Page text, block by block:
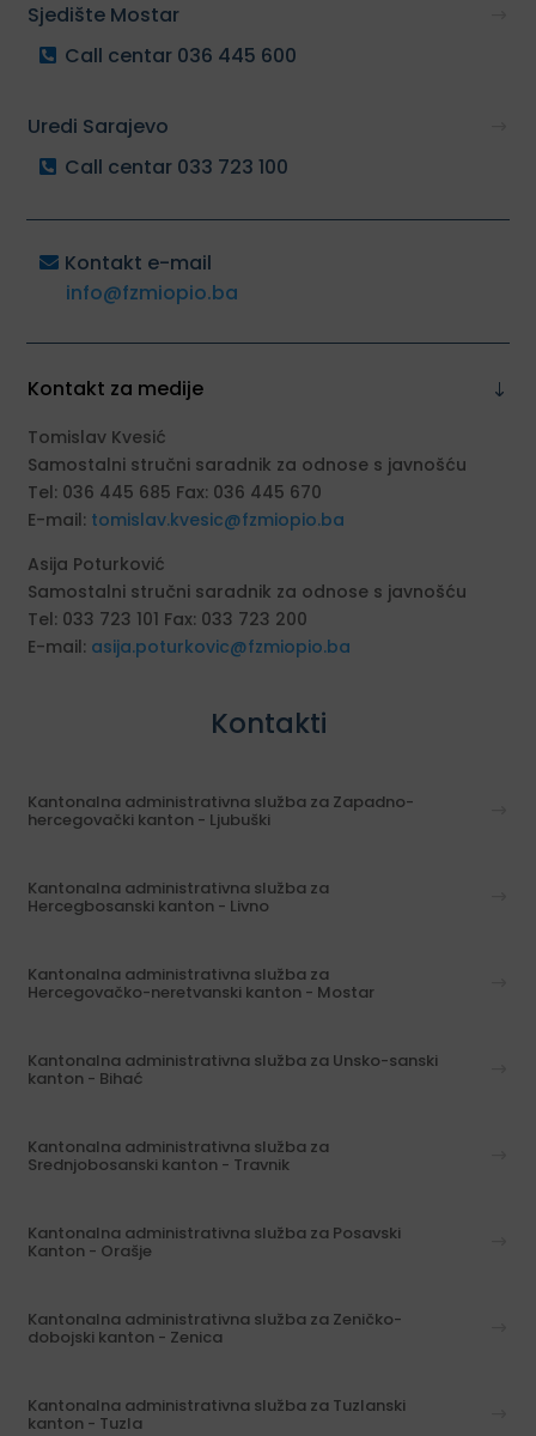
Sjedište Mostar
Call centar 036 445 600
Uredi Sarajevo
Call centar 033 723 100
Kontakt e-mail
info@fzmiopio.ba
Kontakt za medije
Tomislav Kvesić
Samostalni stručni saradnik za odnose s javnošću
Tel: 036 445 685 Fax: 036 445 670
E-mail: tomislav.kvesic@fzmiopio.ba
Asija Poturković
Samostalni stručni saradnik za odnose s javnošću
Tel: 033 723 101 Fax: 033 723 200
E-mail: asija.poturkovic@fzmiopio.ba
Kontakti
Kantonalna administrativna služba za Zapadno-
hercegovački kanton - Ljubuški
Kantonalna administrativna služba za
Hercegbosanski kanton - Livno
Kantonalna administrativna služba za
Hercegovačko-neretvanski kanton - Mostar
Kantonalna administrativna služba za Unsko-sanski
kanton - Bihać
Kantonalna administrativna služba za
Srednjobosanski kanton - Travnik
Kantonalna administrativna služba za Posavski
Kanton - Orašje
Kantonalna administrativna služba za Zeničko-
dobojski kanton - Zenica
Kantonalna administrativna služba za Tuzlanski
kanton - Tuzla